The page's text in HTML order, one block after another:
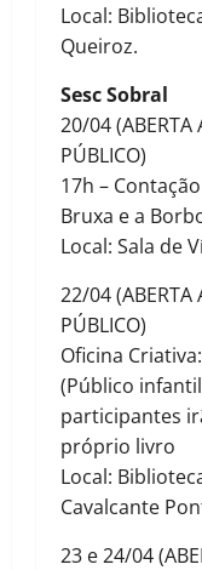
Local:
Queiroz.
Sesc Sobral
20/04 (ABERTA
PÚBLICO)
17h –
Bruxa e a
Local: Sala de
22/04 (ABERTA
PÚBLICO)
Oficina
(Público
participantes
próprio livro
Local:
Cavalcante
23 e 24/04